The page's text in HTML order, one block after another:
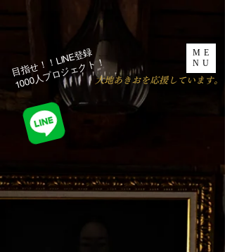
ME
NU
​大地あきおを応援しています。
目指せ！！LINE登録
1000人プロジェクト！​